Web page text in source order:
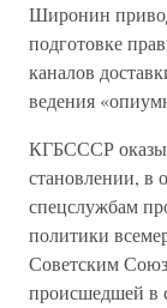
Широнин
подготовке
каналов
ведения
КГБСССР
становлении, в
спецслужбам
политики
Советским
происшедшей в